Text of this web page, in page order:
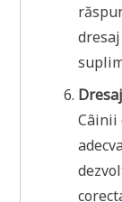
Câinii